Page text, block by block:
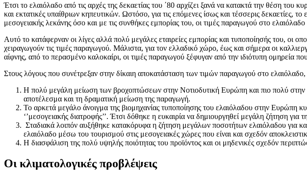
Έτσι το ελαιόλαδο από τις αρχές της δεκαετίας του ΄80 αρχίζει ξανά να κατακτά την θέση
και εκτατικές υπαίθριων κηπευτικών. Ωστόσο, για τις επόμενες ίσως και τέσσερις δεκαετίες,
μεσογειακής λεκάνης όσο και με τις συνθήκες εμπορίας του, οι τιμές παραγωγού στο
Αυτό το κατάφερναν οι λίγες αλλά πολύ μεγάλες εταιρείες εμπορίας και τυποποίησής του, οι
χειραγωγούν τις τιμές παραγωγού. Μάλιστα, για τον ελλαδικό χώρο, έως και σήμερα οι
αίφνης, από το περασμένο καλοκαίρι, οι τιμές παραγωγού ξέφυγαν από την ιδιότυπη ομηρεία
Στους λόγους που συνέτρεξαν στην δίκαιη αποκατάσταση των τιμών παραγωγού στο
H πολύ μεγάλη μείωση των βροχοπτώσεων στην Νοτιοδυτική Ευρώπη και πιο πολύ στην
αποτέλεσμα και τη δραματική μείωση της παραγωγή.
Το αρκετά μεγάλο άνοιγμα της βιομηχανίας τυποποίησης του ελαιόλαδου στην Ευρώπη
‘’μεσογειακής διατροφής’’. Έτσι δόθηκε η ευκαιρία να δημιουργηθεί μεγάλη ζήτηση
Σταδιακά λοιπόν αυξήθηκε κατακόρυφα η ζήτηση μεγάλων ποσοτήτων ελαιόλαδου για
ελαιόλαδο μέσω του τουρισμού στις μεσογειακές χώρες που είναι και σχεδόν
Η διασφάλιση της πολύ υψηλής ποιότητας του προϊόντος και οι μηδενικές σχεδόν
Οι κλιματολογικές προβλέψεις